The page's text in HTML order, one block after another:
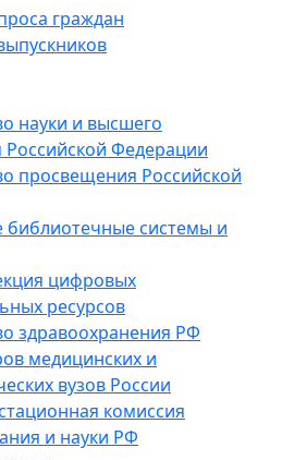
граждан
науки и высшего
Российской Федерации
просвещения Российской
библиотечные системы и
цифровых
ресурсов
здравоохранения РФ
медицинских и
вузов России
комиссия
и науки РФ